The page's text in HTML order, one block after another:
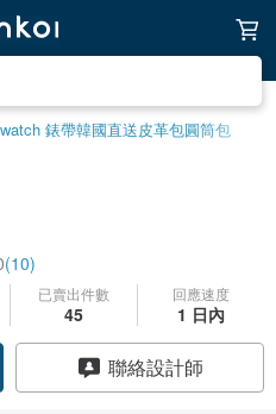
錶帶韓國直送皮革包圓筒包
(10)
已賣出件數
45
回應速度
1 日內
聯絡設計師